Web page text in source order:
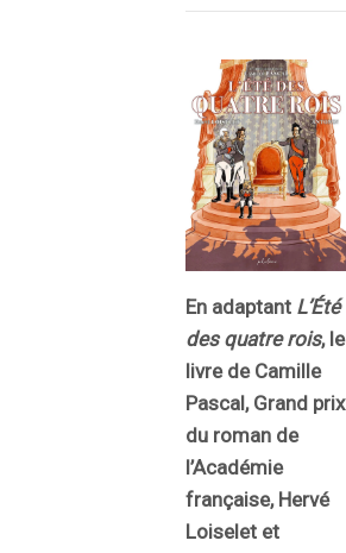
En adaptant L’Été
des quatre rois, le
livre de Camille
Pascal, Grand prix
du roman de
l’Académie
française, Hervé
Loiselet et